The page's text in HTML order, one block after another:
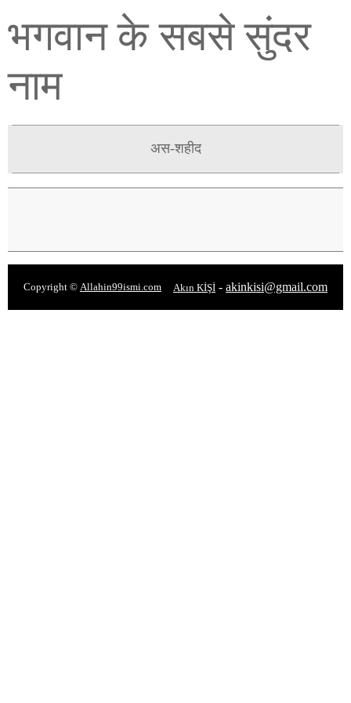
भगवान के सबसे सुंदर
नाम
अस-शहीद
Copyright © Allahin99ismi.com Akın KİŞİ - akinkisi@gmail.com